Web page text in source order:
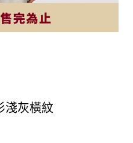
淺灰橫紋